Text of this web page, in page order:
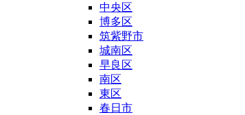
中央区
博多区
筑紫野市
城南区
早良区
南区
東区
春日市